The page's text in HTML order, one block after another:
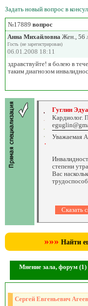
Задать новый вопрос в
№17889 вопрос
Анна Михайловна Жен., 56
Гость (не зарегистрирован)
06.01.2008 18:11
здравствуйте! я болею в
таким диагнозом
Гуглин
Кардиолог.
Уважаемая
степени
Вас
»»» Найти
Мнение зала, форум (1)
Сергей Евгеньевич Агеев